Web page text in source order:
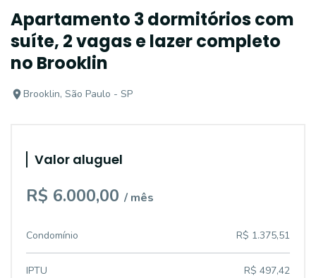
Apartamento 3 dormitórios com
suíte, 2 vagas e lazer completo
no Brooklin
Brooklin, São Paulo - SP
Valor aluguel
R$ 6.000,00 / mês
Condomínio R$ 1.375,51
IPTU R$ 497,42